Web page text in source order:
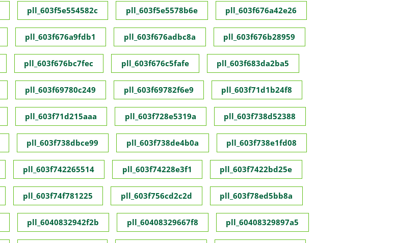
pll_603f5e554582c pll_603f5e5578b6e pll_603f676a42e26
pll_603f676a9fdb1 pll_603f676adbc8a pll_603f676b28959
pll_603f676bc7fec pll_603f676c5fafe pll_603f683da2ba5
pll_603f69780c249 pll_603f69782f6e9 pll_603f71d1b24f8
pll_603f71d215aaa pll_603f728e5319a pll_603f738d52388
pll_603f738dbce99 pll_603f738de4b0a pll_603f738e1fd08
pll_603f742265514 pll_603f74228e3f1 pll_603f7422bd25e
pll_603f74f781225 pll_603f756cd2c2d pll_603f78ed5bb8a
pll_6040832942f2b pll_60408329667f8 pll_60408329897a5